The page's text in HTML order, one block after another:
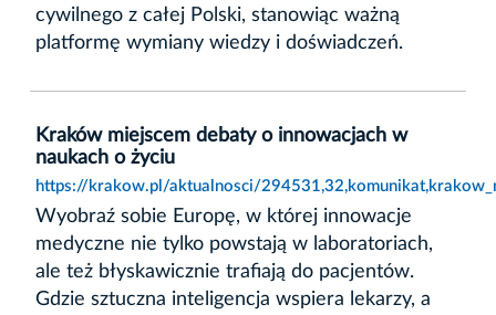
cywilnego z całej Polski, stanowiąc ważną
platformę wymiany wiedzy i doświadczeń.
Kraków miejscem debaty o innowacjach w
naukach o życiu
https://krakow.pl/aktualnosci/
Wyobraź sobie Europę, w której innowacje
medyczne nie tylko powstają w laboratoriach,
ale też błyskawicznie trafiają do pacjentów.
Gdzie sztuczna inteligencja wspiera lekarzy, a